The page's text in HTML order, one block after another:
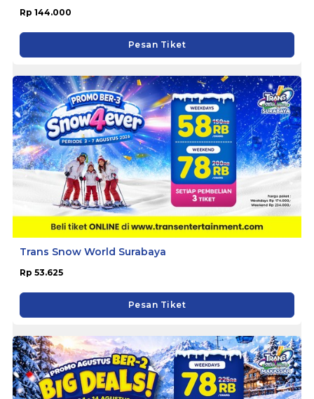
Rp 144.000
Pesan Tiket
Trans Snow World Surabaya
Rp 53.625
Pesan Tiket